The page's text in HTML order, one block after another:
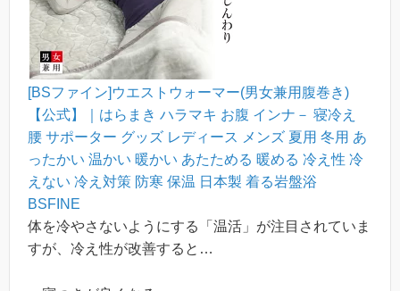
[BSファイン]ウエストウォーマー(男女兼用腹巻き)
【公式】｜はらまき ハラマキ お腹 インナ－ 寝冷え
腰 サポーター グッズ レディース メンズ 夏用 冬用 あ
ったかい 温かい 暖かい あたためる 暖める 冷え性 冷
えない 冷え対策 防寒 保温 日本製 着る岩盤浴
BSFINE
体を冷やさないようにする「温活」が注目されていま
すが、冷え性が改善すると…